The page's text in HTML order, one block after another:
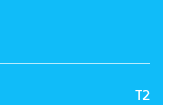
T2